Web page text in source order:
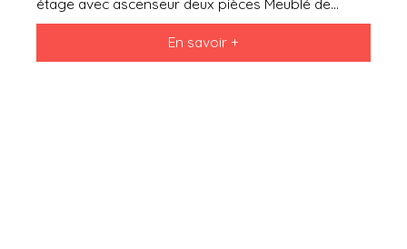
42,27m² se composant: D'une entrée avec placard,
belle pièce de vie avec grand balcon, cuisine
aménagée et équipée, chambre, salle d'eau, WC
En savoir +